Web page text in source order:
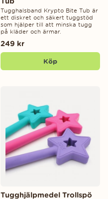
Tugghalsband Krypto Bite Tub är
ett diskret och säkert tuggstöd
som hjälper till att minska tugg
på kläder och ärmar.
249 kr
Köp
Tugghjälpmedel Trollspö